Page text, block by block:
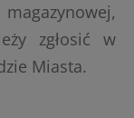
zgłosić w
Miasta.